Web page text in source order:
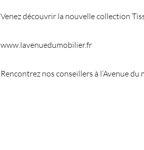
Venez découvrir la nouvelle collection
www.lavenuedumobilier.fr
Rencontrez nos conseillers à l’Avenue